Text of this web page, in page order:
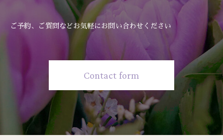
ご予約、ご質問などお気軽にお問い合わせください
Contact form